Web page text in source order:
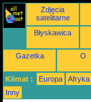
Zdjęcia
satelitarne
Błyskawica
Gazetka O
Klimat : Europa Afryka
Inny